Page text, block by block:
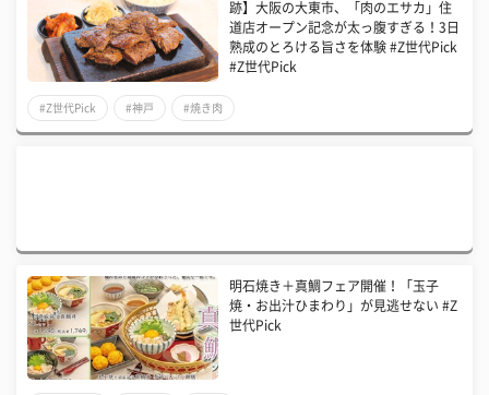
跡】大阪の大東市、「肉のエサカ」住
道店オープン記念が太っ腹すぎる！3日
熟成のとろける旨さを体験 #Z世代Pick
#Z世代Pick
#Z世代Pick #神戸 #焼き肉
明石焼き＋真鯛フェア開催！「玉子
焼・お出汁ひまわり」が見逃せない #Z
世代Pick